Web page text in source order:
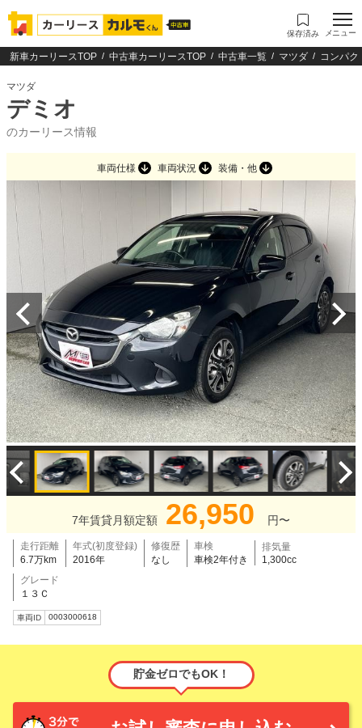
保存済み メニュー
新車カーリースTOP 中古車カーリースTOP 中古車一覧 マツダ コンパク
マツダ
デミオ
のカーリース情報
車両仕様 車両状況 装備・他
7年賃貸月額定額 26,950 円〜
走行距離
6.7万km
年式(初度登録)
2016年
修復歴
なし
車検
車検2年付き
排気量
1,300cc
グレード
１３Ｃ
車両ID 0003000618
貯金ゼロでもOK！